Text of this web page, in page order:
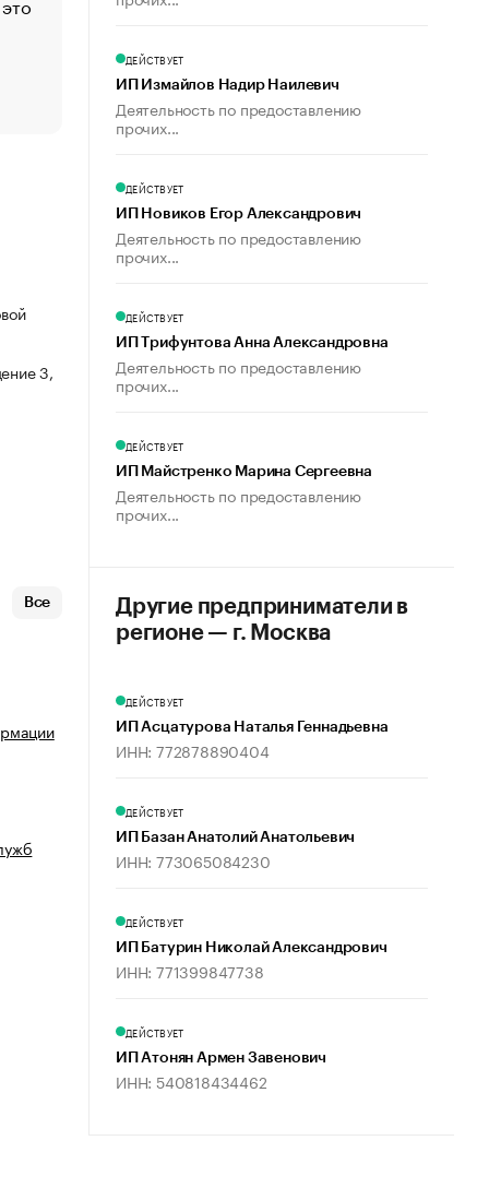
Что обвинения против Павла Дурова значат для
пользователей
3,
Все
ДЕЙСТВУЕТ
ИП Измайлов Надир Наилевич
Деятельность по предоставлению
прочих...
ДЕЙСТВУЕТ
ИП Новиков Егор Александрович
Деятельность по предоставлению
прочих...
ДЕЙСТВУЕТ
ИП Трифунтова Анна Александровна
Деятельность по предоставлению
прочих...
ДЕЙСТВУЕТ
ИП Майстренко Марина Сергеевна
Деятельность по предоставлению
прочих...
Другие предприниматели в
регионе — г. Москва
ДЕЙСТВУЕТ
ИП Асцатурова Наталья Геннадьевна
ИНН: 772878890404
ДЕЙСТВУЕТ
ИП Базан Анатолий Анатольевич
ИНН: 773065084230
ДЕЙСТВУЕТ
ИП Батурин Николай Александрович
ИНН: 771399847738
ДЕЙСТВУЕТ
ИП Атонян Армен Завенович
ИНН: 540818434462